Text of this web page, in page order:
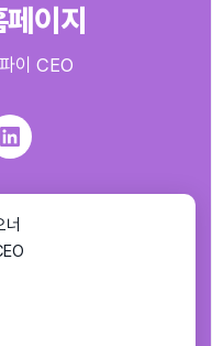
이지
이 CEO